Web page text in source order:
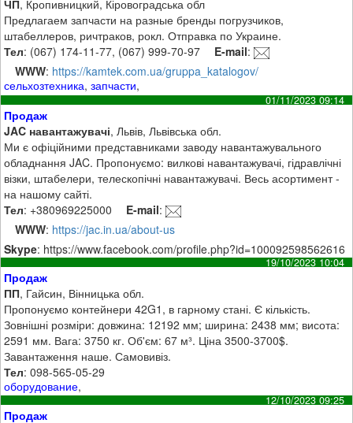
ЧП, Кропивницкий, Кіровоградська обл
Предлагаем запчасти на разные бренды погрузчиков,
штабеллеров, ричтраков, рокл. Отправка по Украине.
Тел: (067) 174-11-77, (067) 999-70-97 E-mail:
WWW: https://kamtek.com.ua/gruppa_katalogov/
сельхозтехника,запчасти,
01/11/2023 09:14
Продаж
JAC навантажувачі, Львів, Львівська обл.
Ми є офіційними представниками заводу навантажувального
обладнання JAC. Пропонуємо: вилкові навантажувачі, гідравлічні
візки, штабелери, телескопічні навантажувачі. Весь асортимент -
на нашому сайті.
Тел: +380969225000 E-mail:
WWW: https://jac.in.ua/about-us
Skype: https://www.facebook.com/profile.php?id=100092598562616
19/10/2023 10:04
Продаж
ПП, Гайсин, Вінницька обл.
Пропонуємо контейнери 42G1, в гарному стані. Є кількість.
Зовнішні розміри: довжина: 12192 мм; ширина: 2438 мм; висота:
2591 мм. Вага: 3750 кг. Об'єм: 67 м³. Ціна 3500-3700$.
Завантаження наше. Самовивіз.
Тел: 098-565-05-29
оборудование,
12/10/2023 09:25
Продаж